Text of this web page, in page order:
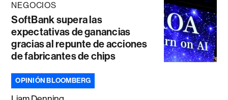
NEGOCIOS
SoftBank supera las
expectativas de ganancias
gracias al repunte de acciones
de fabricantes de chips
OPINIÓN BLOOMBERG